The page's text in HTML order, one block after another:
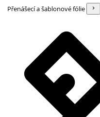
Přenášecí a šablonové fólie